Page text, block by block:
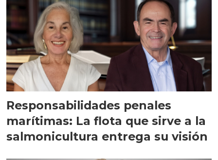
Responsabilidades penales
marítimas: La flota que sirve a la
salmonicultura entrega su visión